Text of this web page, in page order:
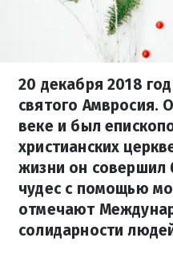
20 декабря 2018
святого Амвросия.
веке и был
христианских
жизни он совершил
чудес с помощью
отмечают
солидарности